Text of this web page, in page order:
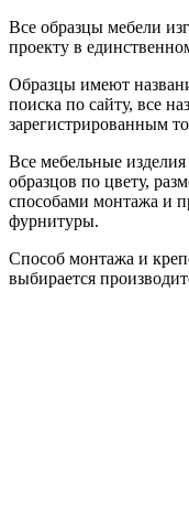
Все образцы мебели
проекту в
Образцы имеют
поиска по сайту, все
зарегистрированным
Все мебельные
образцов по цвету,
способами монтажа и
фурнитуры.
Способ монтажа и
выбирается